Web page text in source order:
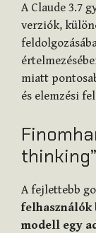
A Claude 3.7
verziók,
miatt
és elemzési
A fejlettebb
felhasználók
modell egy